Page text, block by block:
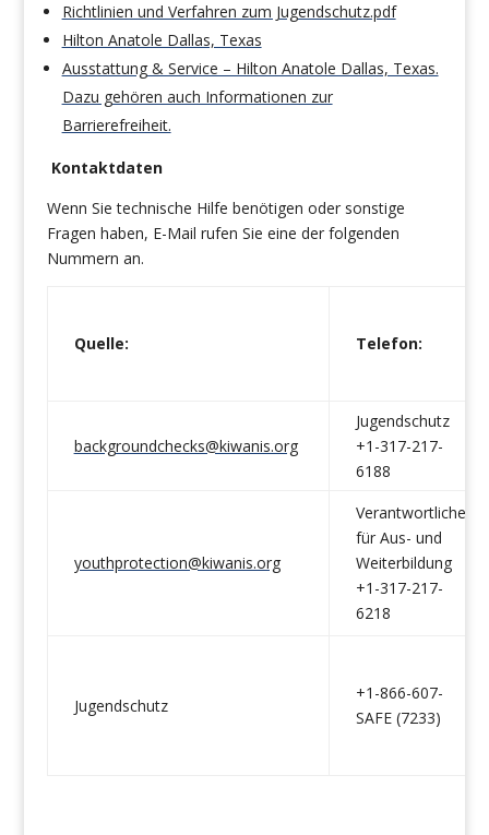
Richtlinien und Verfahren zum Jugendschutz.pdf
Hilton Anatole Dallas, Texas
Ausstattung & Service – Hilton Anatole Dallas, Texas.
Dazu gehören auch Informationen zur
Barrierefreiheit.
Kontaktdaten
Wenn Sie technische Hilfe benötigen oder sonstige
Fragen haben, E-Mail rufen Sie eine der folgenden
Nummern an.
Quelle: Telefon:
backgroundchecks@kiwanis.org
Jugendschutz
+1-317-217-
6188
youthprotection@kiwanis.org
Verantwortlicher
für Aus- und
Weiterbildung
+1-317-217-
6218
Jugendschutz
+1-866-607-
SAFE (7233)